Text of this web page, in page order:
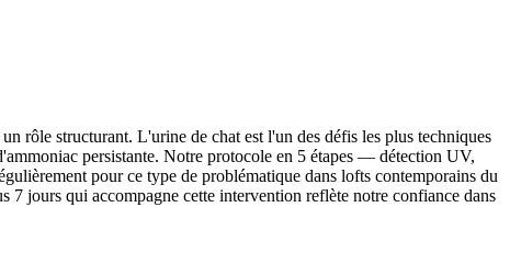
rôle structurant. L'urine de chat est l'un des défis les plus techniques
persistante. Notre protocole en 5 étapes — détection UV,
pour ce type de problématique dans lofts contemporains du
7 jours qui accompagne cette intervention reflète notre confiance dans